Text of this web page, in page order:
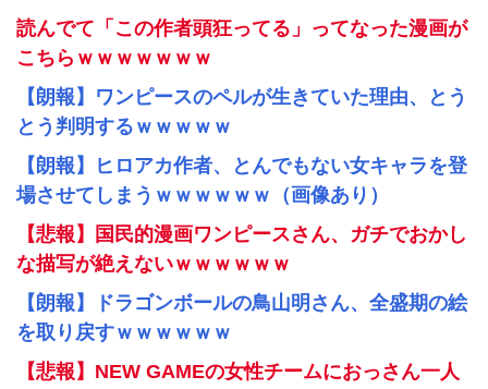
読んでて「この作者頭狂ってる」ってなった漫画が
こちらｗｗｗｗｗｗｗ
【朗報】ワンピースのペルが生きていた理由、とう
とう判明するｗｗｗｗｗ
【朗報】ヒロアカ作者、とんでもない女キャラを登
場させてしまうｗｗｗｗｗｗ（画像あり）
【悲報】国民的漫画ワンピースさん、ガチでおかし
な描写が絶えないｗｗｗｗｗｗ
【朗報】ドラゴンボールの鳥山明さん、全盛期の絵
を取り戻すｗｗｗｗｗｗ
【悲報】NEW GAMEの女性チームにおっさん一人